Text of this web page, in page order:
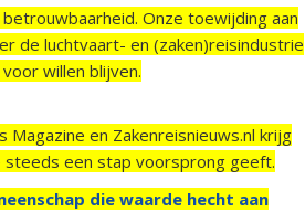
Onze toewijding aan
de luchtvaart- en (zaken)reisindustrie
willen blijven.
en Zakenreisnieuws.nl krijg
een stap voorsprong geeft.
die waarde hecht aan